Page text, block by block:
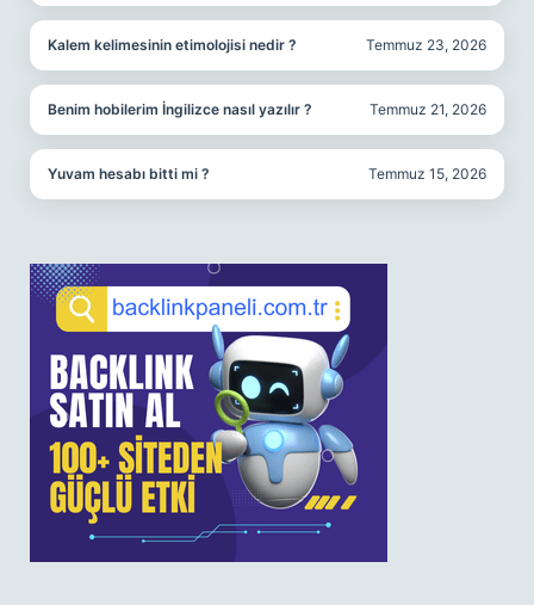
Kalem kelimesinin etimolojisi nedir ? Temmuz 23, 2026
Benim hobilerim İngilizce nasıl yazılır ? Temmuz 21, 2026
Yuvam hesabı bitti mi ? Temmuz 15, 2026